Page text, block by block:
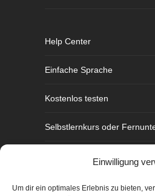
Einwilligung
Um dir ein optimales Erlebnis zu bieten,
Help Center
Einfache Sprache
Kostenlos testen
Selbstlernkurs oder
Fünf Gründe